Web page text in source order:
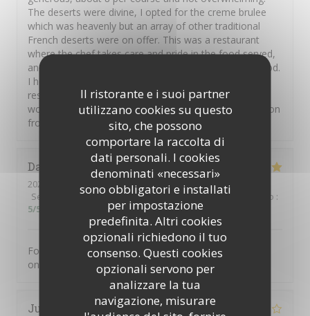
Il ristorante e i suoi partner
utilizzano cookies su questo
sito, che possono
comportare la raccolta di
dati personali. I cookies
denominati «necessari»
sono obbligatori e installati
per impostazione
predefinita. Altri cookies
opzionali richiedono il tuo
consenso. Questi cookies
opzionali servono per
analizzare la tua
navigazione, misurare
The deserts were divine, I opted for the creme brulee
which was heavenly but an array of other traditional
French deserts were on offer. This was a restaurant
where the chef takes care and pride in the food served,
and you can feel the love the French have for their food.
I heartily recommend this restaurant but you should
reserve a table in advance. Thank you Hugue and
wonderful staff. Au revoir Carmel and Shaun on vacation
from New Zealand and Ireland.
David
2026-08-01
- 21:00 - Ospiti 5
Servizio
/5 Atmosfera:5/5 Cucina : 5/5 Qualità / Prezzo :
5/5
Food was excellent. Not a tourist trap. Just great food
on an ever changing menu.
Juliette